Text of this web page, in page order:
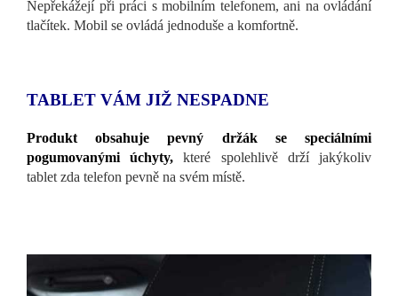
Nepřekážejí při práci s mobilním telefonem, ani na ovládání
tlačítek. Mobil se ovládá jednoduše a komfortně.
TABLET VÁM JIŽ NESPADNE
Produkt obsahuje pevný držák se speciálními
pogumovanými úchyty, které spolehlivě drží jakýkoliv
tablet zda telefon pevně na svém místě.